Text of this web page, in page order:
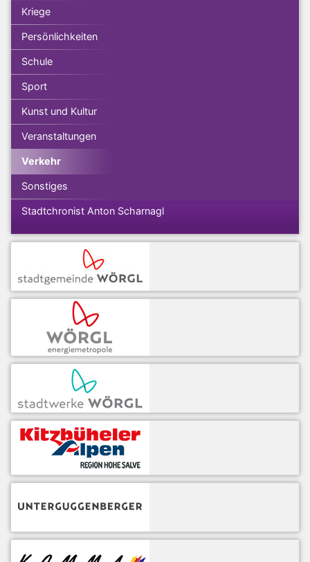
Kriege
Persönlichkeiten
Schule
Sport
Kunst und Kultur
Veranstaltungen
Verkehr
Sonstiges
Stadtchronist Anton Scharnagl